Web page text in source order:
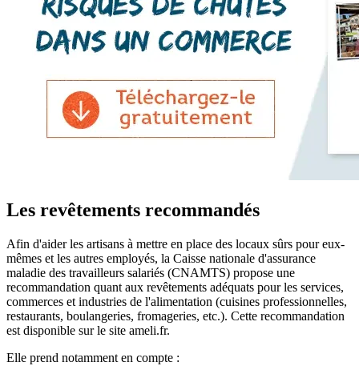
Les revêtements recommandés
Afin d'aider les artisans à mettre en place des locaux sûrs pour eux-
mêmes et les autres employés, la Caisse nationale d'assurance
maladie des travailleurs salariés (CNAMTS) propose une
recommandation quant aux revêtements adéquats pour les services,
commerces et industries de l'alimentation (cuisines professionnelles,
restaurants, boulangeries, fromageries, etc.). Cette recommandation
est disponible sur le site ameli.fr.
Elle prend notamment en compte :